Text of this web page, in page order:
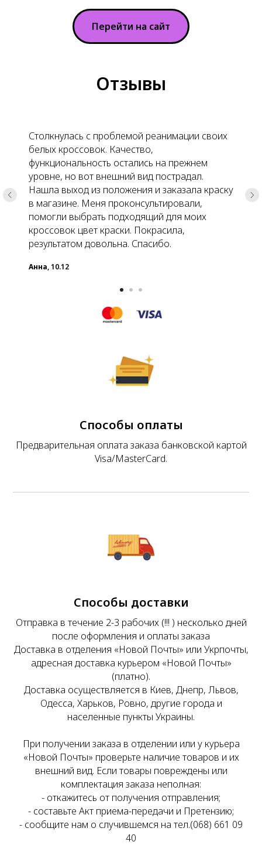
Перейти на сайт
Отзывы
Столкнулась с проблемой реанимации своих
белых кроссовок. Качество,
функциональность остались на прежнем
уровне, но вот внешний вид пострадал.
Нашла выход из положения и заказала краску
в магазине. Меня проконсультировали,
помогли выбрать подходящий для моих
кроссовок цвет краски. Покрасила,
результатом довольна. Спасибо.
Анна, 10.12
Способы оплаты
Предварительная оплата заказа банковской картой
Visa/MasterCard.
Способы доставки
Отправка в течение 2-3 рабочих (!!! ) несколько дней
после оформления и оплаты заказа
Доставка в отделения «Новой Почты» или Укрпочты,
адресная доставка курьером «Новой Почты»
(платно).
Доставка осуществляется в Киев, Днепр, Львов,
Одесса, Харьков, Ровно, другие города и
населенные пункты Украины.
При получении заказа в отделении или у курьера
«Новой Почты» проверьте наличие товаров и их
внешний вид. Если товары повреждены или
комплектация заказа неполная:
- откажитесь от получения отправления;
- составьте Акт приема-передачи и Претензию;
- сообщите нам о случившемся на тел.(068) 661 09
40